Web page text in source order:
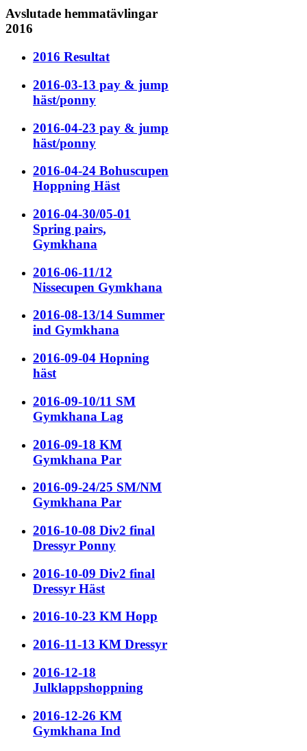
Avslutade hemmatävlingar
2016
2016 Resultat
2016-03-13 pay & jump
häst/ponny
2016-04-23 pay & jump
häst/ponny
2016-04-24 Bohuscupen
Hoppning Häst
2016-04-30/05-01
Spring pairs,
Gymkhana
2016-06-11/12
Nissecupen Gymkhana
2016-08-13/14 Summer
ind Gymkhana
2016-09-04 Hopning
häst
2016-09-10/11 SM
Gymkhana Lag
2016-09-18 KM
Gymkhana Par
2016-09-24/25 SM/NM
Gymkhana Par
2016-10-08 Div2 final
Dressyr Ponny
2016-10-09 Div2 final
Dressyr Häst
2016-10-23 KM Hopp
2016-11-13 KM Dressyr
2016-12-18
Julklappshoppning
2016-12-26 KM
Gymkhana Ind